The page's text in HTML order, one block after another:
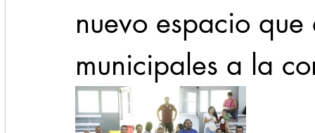
nuevo espacio
municipales a la